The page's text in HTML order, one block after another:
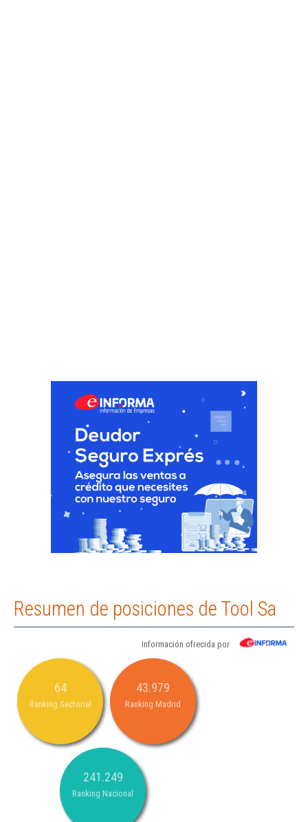
Resumen de posiciones de Tool Sa
Información ofrecida por
64
Ranking Sectorial
43.979
Ranking Madrid
241.249
Ranking Nacional